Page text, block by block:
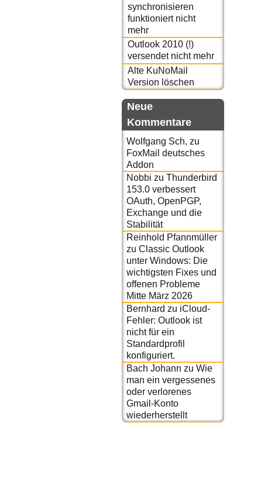
synchronisieren
funktioniert nicht
mehr
Outlook 2010 (!)
versendet nicht mehr
Alte KuNoMail
Version löschen
Neue
Kommentare
Wolfgang Sch, zu
FoxMail deutsches
Addon
Nobbi zu Thunderbird
153.0 verbessert
OAuth, OpenPGP,
Exchange und die
Stabilität
Reinhold Pfannmüller
zu Classic Outlook
unter Windows: Die
wichtigsten Fixes und
offenen Probleme
Mitte März 2026
Bernhard zu iCloud-
Fehler: Outlook ist
nicht für ein
Standardprofil
konfiguriert.
Bach Johann zu Wie
man ein vergessenes
oder verlorenes
Gmail-Konto
wiederherstellt